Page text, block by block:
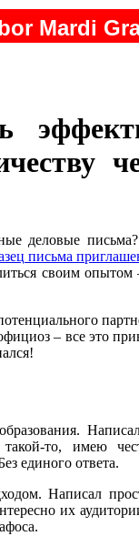
Mardi
деловые
письма
своим опытом
– все это
то, имею
единого ответа.
Написал
их